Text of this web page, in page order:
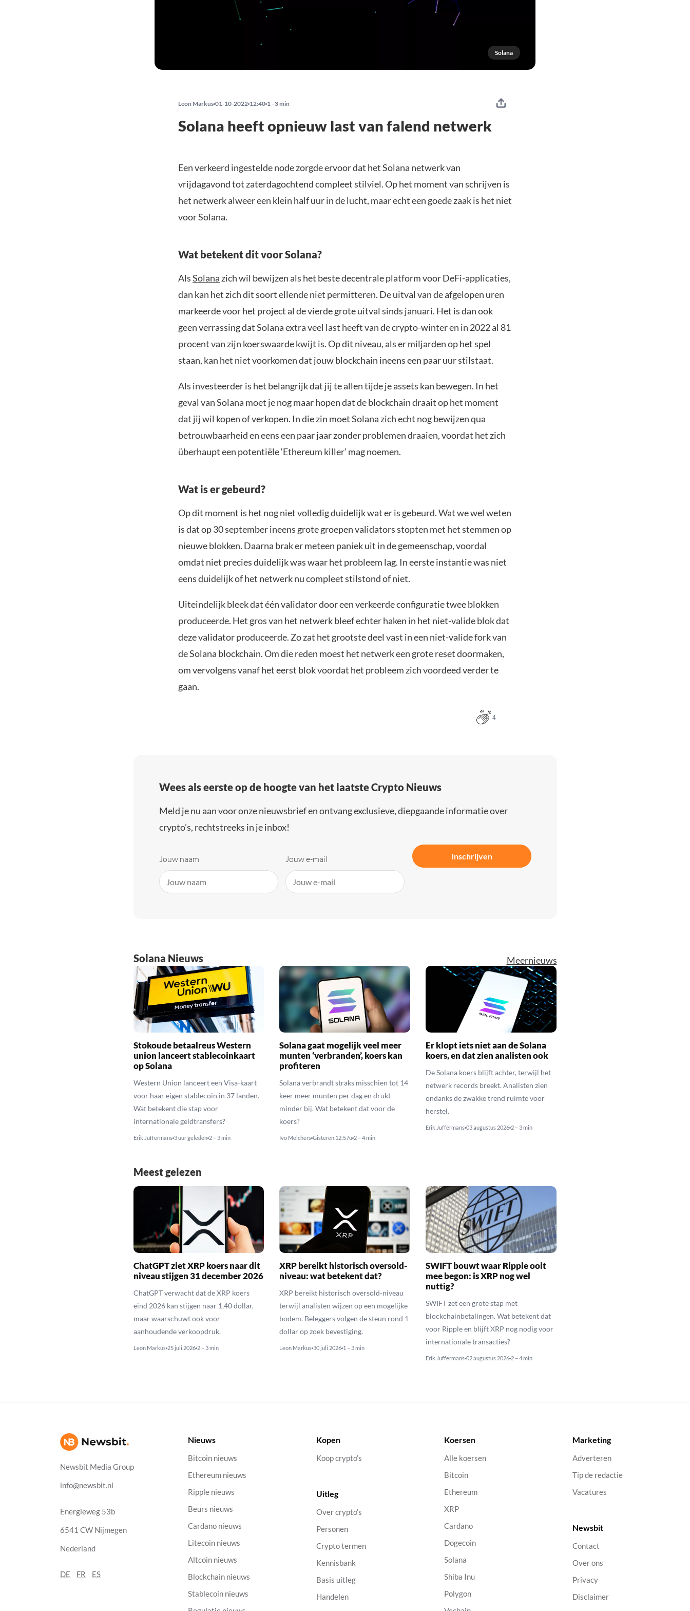
Solana
Leon Markus 01-10-2022 12:40 1 - 3 min
Solana heeft opnieuw last van falend netwerk
Een verkeerd ingestelde node zorgde ervoor dat het Solana netwerk van
vrijdagavond tot zaterdagochtend compleet stilviel. Op het moment van schrijven is
het netwerk alweer een klein half uur in de lucht, maar echt een goede zaak is het niet
voor Solana.
Wat betekent dit voor Solana?
AlsSolana zich wil bewijzen als het beste decentrale platform voor DeFi-applicaties,
dan kan het zich dit soort ellende niet permitteren. De uitval van de afgelopen uren
markeerde voor het project al de vierde grote uitval sinds januari. Het is dan ook
geen verrassing dat Solana extra veel last heeft van de crypto-winter en in 2022 al 81
procent van zijn koerswaarde kwijt is. Op dit niveau, als er miljarden op het spel
staan, kan het niet voorkomen dat jouw blockchain ineens een paar uur stilstaat.
Als investeerder is het belangrijk dat jij te allen tijde je assets kan bewegen. In het
geval van Solana moet je nog maar hopen dat de blockchain draait op het moment
dat jij wil kopen of verkopen. In die zin moet Solana zich echt nog bewijzen qua
betrouwbaarheid en eens een paar jaar zonder problemen draaien, voordat het zich
überhaupt een potentiële ‘Ethereum killer’ mag noemen.
Wat is er gebeurd?
Op dit moment is het nog niet volledig duidelijk wat er is gebeurd. Wat we wel weten
is dat op 30 september ineens grote groepen validators stopten met het stemmen op
nieuwe blokken. Daarna brak er meteen paniek uit in de gemeenschap, voordal
omdat niet precies duidelijk was waar het probleem lag. In eerste instantie was niet
eens duidelijk of het netwerk nu compleet stilstond of niet.
Uiteindelijk bleek dat één validator door een verkeerde configuratie twee blokken
produceerde. Het gros van het netwerk bleef echter haken in het niet-valide blok dat
deze validator produceerde. Zo zat het grootste deel vast in een niet-valide fork van
de Solana blockchain. Om die reden moest het netwerk een grote reset doormaken,
om vervolgens vanaf het eerst blok voordat het probleem zich voordeed verder te
gaan.
4
Wees als eerste op de hoogte van het laatste Crypto Nieuws
Meld je nu aan voor onze nieuwsbrief en ontvang exclusieve, diepgaande informatie over
crypto’s, rechtstreeks in je inbox!
Jouw naam Jouw e-mail Inschrijven
Solana Nieuws Meernieuws
Stokoude betaalreus Western
union lanceert stablecoinkaart
op Solana
Western Union lanceert een Visa-kaart
voor haar eigen stablecoin in 37 landen.
Wat betekent die stap voor
internationale geldtransfers?
Erik Juffermans 3 uur geleden 2 – 3 min
Solana gaat mogelijk veel meer
munten ‘verbranden’, koers kan
profiteren
Solana verbrandt straks misschien tot 14
keer meer munten per dag en drukt
minder bij. Wat betekent dat voor de
koers?
Ivo Melchers Gisteren 12:57u 2 – 4 min
Er klopt iets niet aan de Solana
koers, en dat zien analisten ook
De Solana koers blijft achter, terwijl het
netwerk records breekt. Analisten zien
ondanks de zwakke trend ruimte voor
herstel.
Erik Juffermans 03 augustus 2026 2 – 3 min
Meest gelezen
ChatGPT ziet XRP koers naar dit
niveau stijgen 31 december 2026
ChatGPT verwacht dat de XRP koers
eind 2026 kan stijgen naar 1,40 dollar,
maar waarschuwt ook voor
aanhoudende verkoopdruk.
Leon Markus 25 juli 2026 2 – 3 min
XRP bereikt historisch oversold-
niveau: wat betekent dat?
XRP bereikt historisch oversold-niveau
terwijl analisten wijzen op een mogelijke
bodem. Beleggers volgen de steun rond 1
dollar op zoek bevestiging.
Leon Markus 30 juli 2026 1 – 3 min
SWIFT bouwt waar Ripple ooit
mee begon: is XRP nog wel
nuttig?
SWIFT zet een grote stap met
blockchainbetalingen. Wat betekent dat
voor Ripple en blijft XRP nog nodig voor
internationale transacties?
Erik Juffermans 02 augustus 2026 2 – 4 min
Newsbit Media Group
info@newsbit.nl
Energieweg 53b
6541 CW Nijmegen
Nederland
DE FR ES
Nieuws
Bitcoin nieuws
Ethereum nieuws
Ripple nieuws
Beurs nieuws
Cardano nieuws
Litecoin nieuws
Altcoin nieuws
Blockchain nieuws
Stablecoin nieuws
Kopen
Koop crypto’s
Uitleg
Over crypto’s
Personen
Crypto termen
Kennisbank
Basis uitleg
Handelen
Koersen
Alle koersen
Bitcoin
Ethereum
XRP
Cardano
Dogecoin
Solana
Shiba Inu
Polygon
Marketing
Adverteren
Tip de redactie
Vacatures
Newsbit
Contact
Over ons
Privacy
Disclaimer